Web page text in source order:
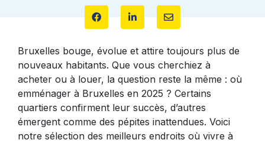
Bruxelles bouge, évolue et attire toujours plus de
nouveaux habitants. Que vous cherchiez à
acheter ou à louer, la question reste la même : où
emménager à Bruxelles en 2025 ? Certains
quartiers confirment leur succès, d’autres
émergent comme des pépites inattendues. Voici
notre sélection des meilleurs endroits où vivre à